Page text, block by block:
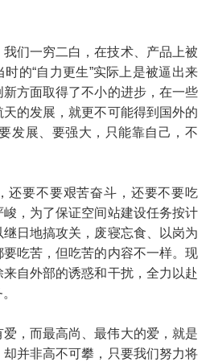
们一穷二白，在技术、产品上被
的“自力更生”实际上是被逼出来
方面取得了不小的进步，在一些
的发展，就更不可能得到国外的
发展、要强大，只能靠自己，不
还要不要艰苦奋斗，还要不要吃
，为了保证空间站建设任务按计
日地搞攻关，废寝忘食、以岗为
吃苦，但吃苦的内容不一样。现
自外部的诱惑和干扰，全力以赴
，而最高尚、最伟大的爱，就是
并非高不可攀，只要我们努力将